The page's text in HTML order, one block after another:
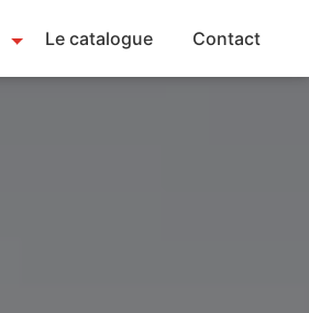
Le catalogue Contact